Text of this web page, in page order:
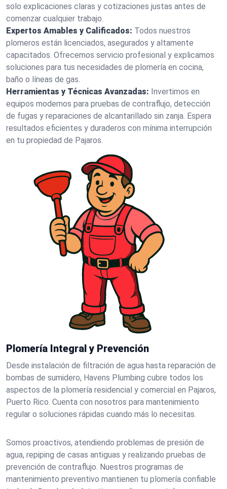
solo explicaciones claras y cotizaciones justas antes de
comenzar cualquier trabajo.
Expertos Amables y Calificados: Todos nuestros
plomeros están licenciados, asegurados y altamente
capacitados. Ofrecemos servicio profesional y explicamos
soluciones para tus necesidades de plomería en cocina,
baño o líneas de gas.
Herramientas y Técnicas Avanzadas: Invertimos en
equipos modernos para pruebas de contraflujo, detección
de fugas y reparaciones de alcantarillado sin zanja. Espera
resultados eficientes y duraderos con mínima interrupción
en tu propiedad de Pajaros.
Plomería Integral y Prevención
Desde instalación de filtración de agua hasta reparación de
bombas de sumidero, Havens Plumbing cubre todos los
aspectos de la plomería residencial y comercial en Pajaros,
Puerto Rico. Cuenta con nosotros para mantenimiento
regular o soluciones rápidas cuando más lo necesitas.
Somos proactivos, atendiendo problemas de presión de
agua, repiping de casas antiguas y realizando pruebas de
prevención de contraflujo. Nuestros programas de
mantenimiento preventivo mantienen tu plomería confiable